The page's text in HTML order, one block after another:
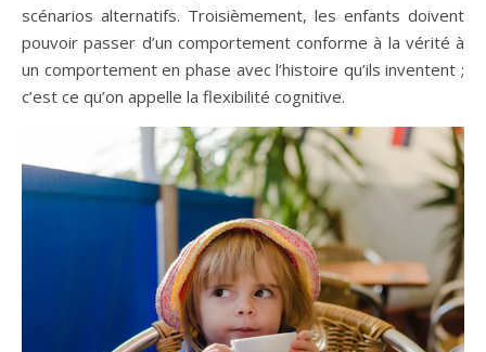
scénarios alternatifs. Troisièmement, les enfants doivent
pouvoir passer d’un comportement conforme à la vérité à
un comportement en phase avec l’histoire qu’ils inventent ;
c’est ce qu’on appelle la flexibilité cognitive.